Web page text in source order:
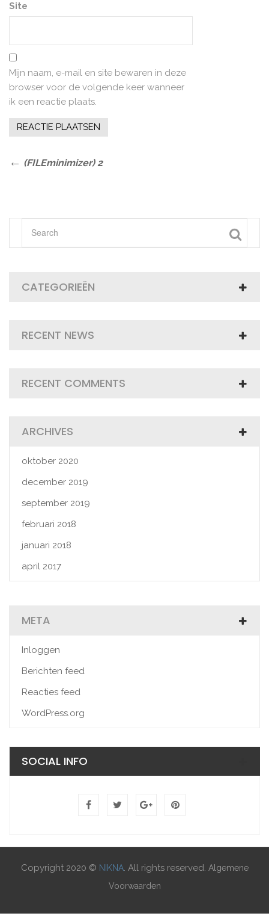
Site
Mijn naam, e-mail en site bewaren in deze
browser voor de volgende keer wanneer
ik een reactie plaats.
Bericht
Previous
(FILEminimizer) 2
CATEGORIEËN
RECENT NEWS
RECENT COMMENTS
ARCHIVES
oktober 2020
december 2019
september 2019
februari 2018
januari 2018
april 2017
META
Inloggen
Berichten feed
Reacties feed
WordPress.org
SOCIAL INFO
Copyright 2020 © NIKNA. All rights reserved. Algemene
Voorwaarden